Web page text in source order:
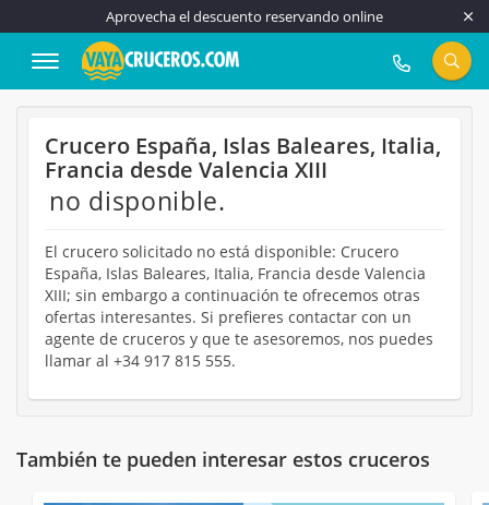
Aprovecha el descuento reservando online
917 815 555
Crucero España, Islas Baleares, Italia,
Francia desde Valencia XIII
no disponible.
El crucero solicitado no está disponible: Crucero
España, Islas Baleares, Italia, Francia desde Valencia
XIII; sin embargo a continuación te ofrecemos otras
ofertas interesantes. Si prefieres contactar con un
agente de cruceros y que te asesoremos, nos puedes
llamar al +34 917 815 555.
También te pueden interesar estos cruceros